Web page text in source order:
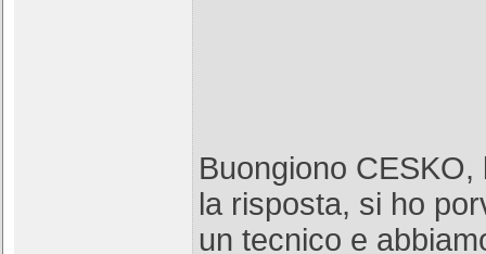
Buongiono
la risposta, si ho
un tecnico e